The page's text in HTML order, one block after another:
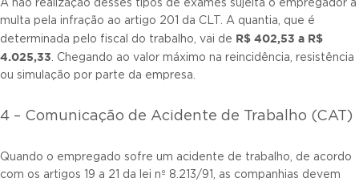
A não realização desses tipos de exames sujeita o empregador à
multa pela infração ao artigo 201 da CLT. A quantia, que é
determinada pelo fiscal do trabalho, vai de R$ 402,53 a R$
4.025,33. Chegando ao valor máximo na reincidência, resistência
ou simulação por parte da empresa.
4 – Comunicação de Acidente de Trabalho (CAT)
Quando o empregado sofre um acidente de trabalho, de acordo
com os artigos 19 a 21 da lei nº 8.213/91, as companhias devem